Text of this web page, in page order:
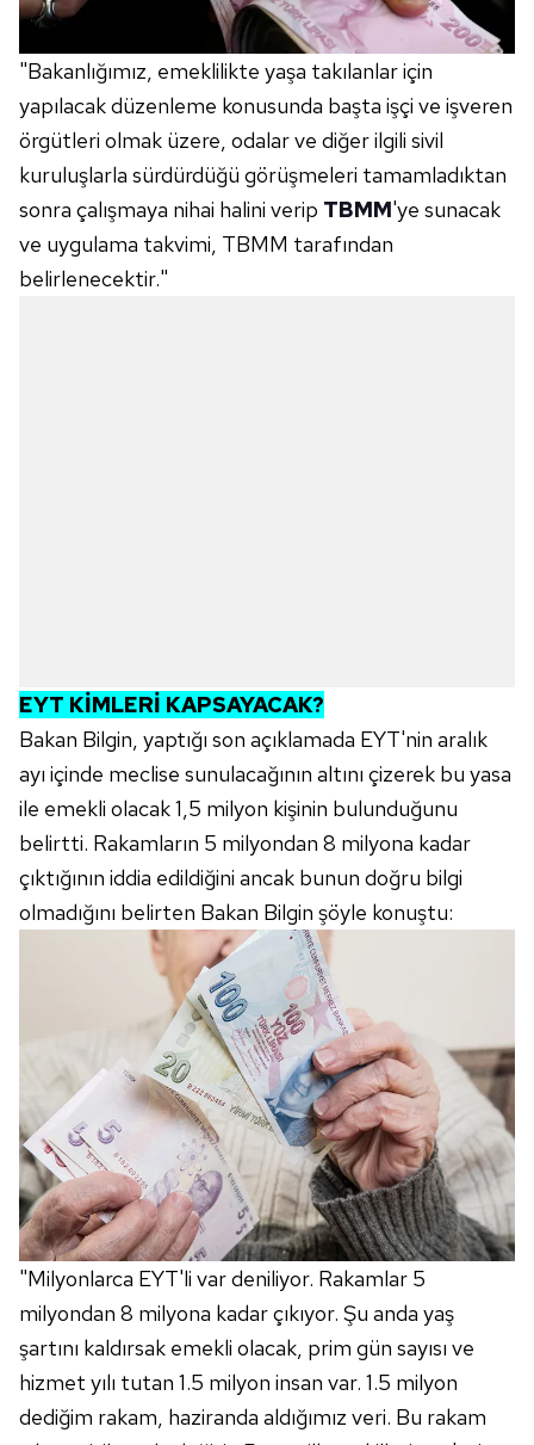
"Bakanlığımız, emeklilikte yaşa takılanlar için
yapılacak düzenleme konusunda başta işçi ve işveren
örgütleri olmak üzere, odalar ve diğer ilgili sivil
kuruluşlarla sürdürdüğü görüşmeleri tamamladıktan
sonra çalışmaya nihai halini verip TBMM'ye sunacak
ve uygulama takvimi, TBMM tarafından
belirlenecektir."
EYT KİMLERİ KAPSAYACAK?
Bakan Bilgin, yaptığı son açıklamada EYT'nin aralık
ayı içinde meclise sunulacağının altını çizerek bu yasa
ile emekli olacak 1,5 milyon kişinin bulunduğunu
belirtti. Rakamların 5 milyondan 8 milyona kadar
çıktığının iddia edildiğini ancak bunun doğru bilgi
olmadığını belirten Bakan Bilgin şöyle konuştu:
"Milyonlarca EYT'li var deniliyor. Rakamlar 5
milyondan 8 milyona kadar çıkıyor. Şu anda yaş
şartını kaldırsak emekli olacak, prim gün sayısı ve
hizmet yılı tutan 1.5 milyon insan var. 1.5 milyon
dediğim rakam, haziranda aldığımız veri. Bu rakam